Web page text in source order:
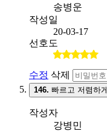
송병운
작성일
20-03-17
선호도
수정 삭제
146. 빠르고 저렴하
작성자
강병민